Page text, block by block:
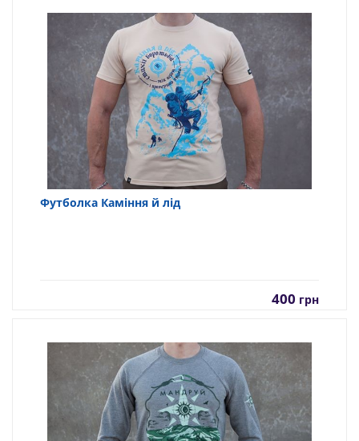
Футболка Каміння й лід
400 грн